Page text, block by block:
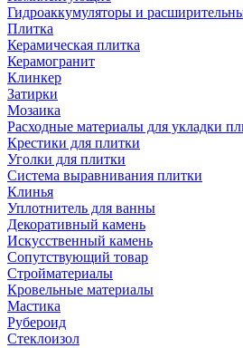
Гидроаккумуляторы и
Плитка
Керамическая плитка
Керамогранит
Клинкер
Затирки
Мозаика
Расходные материалы для укладки
Крестики для плитки
Уголки для плитки
Система выравнивания плитки
Клинья
Уплотнитель для ванны
Декоративный камень
Искусственный камень
Сопутствующий товар
Стройматериалы
Кровельные материалы
Мастика
Рубероид
Стеклоизол